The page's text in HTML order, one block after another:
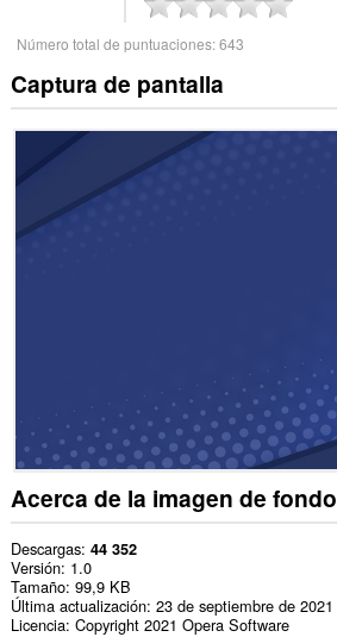
Número total de puntuaciones:643
Captura de pantalla
Acerca de la imagen de fondo
Descargas 44 352
Versión 1.0
Tamaño 99,9 KB
Última actualización 23 de septiembre de 2021
Licencia Copyright 2021 Opera Software